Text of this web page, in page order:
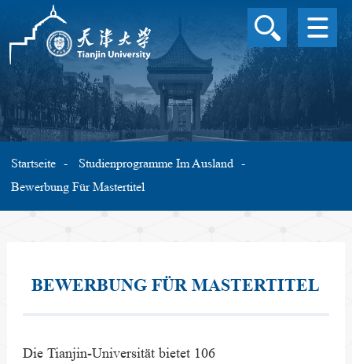
ÜBERBLICK ÜBER
UNIVERSITÄT
STIPENDIUM
WISSENSCHAFTLICHE
FORSCHUNG
Startseite
Studienprogramme Im Ausland
Bewerbung Für Mastertitel
BEWERBUNG FÜR MASTERTITEL
Die Tianjin-Universität bietet 106